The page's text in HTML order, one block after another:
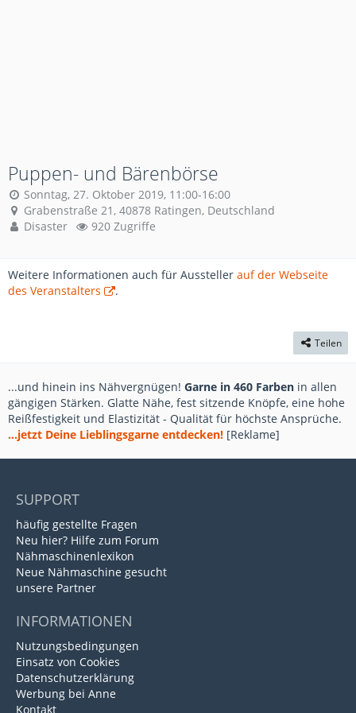
Puppen- und Bärenbörse
Sonntag, 27. Oktober 2019, 11:00-16:00
Grabenstraße 21, 40878 Ratingen, Deutschland
Disaster
920 Zugriffe
Weitere Informationen auch für Aussteller auf der Webseite
des Veranstalters
.
Teilen
...und hinein ins Nähvergnügen! Garne in 460 Farben in allen
gängigen Stärken. Glatte Nähe, fest sitzende Knöpfe, eine hohe
Reißfestigkeit und Elastizität - Qualität für höchste Ansprüche.
...jetzt Deine Lieblingsgarne entdecken! [Reklame]
SUPPORT
häufig gestellte Fragen
Neu hier? Hilfe zum Forum
Nähmaschinenlexikon
Neue Nähmaschine gesucht
unsere Partner
INFORMATIONEN
Nutzungsbedingungen
Einsatz von Cookies
Datenschutzerklärung
Werbung bei Anne
Kontakt